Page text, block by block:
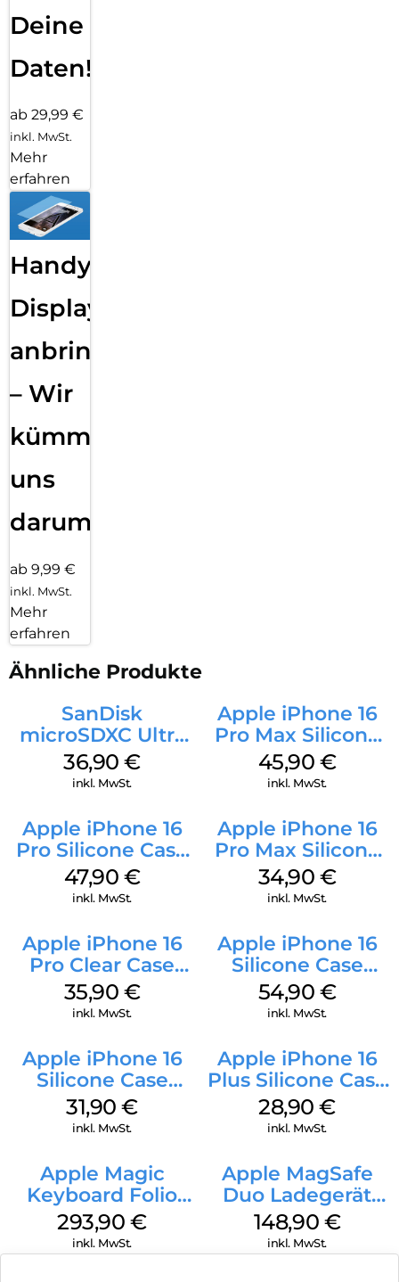
Deine
Daten!
ab 29,99 €
inkl. MwSt.
Mehr
erfahren
Handy
Displayfolie
anbringen
– Wir
kümmern
uns
darum!
ab 9,99 €
inkl. MwSt.
Mehr
erfahren
Ähnliche Produkte
SanDisk
microSDXC Ultra
128 GB + Adapter
Mobile
36,90€
inkl. MwSt.
Apple iPhone 16
Pro Max Silicone
Case MagSafe
Ultramarine
45,90 €
inkl. MwSt.
Apple iPhone 16
Pro Silicone Case
MagSafe Denim
47,90 €
inkl. MwSt.
Apple iPhone 16
Pro Max Silicone
Case MagSafe
Denim
34,90 €
inkl. MwSt.
Apple iPhone 16
Pro Clear Case
MagSafe
Transparent
35,90 €
inkl. MwSt.
Apple iPhone 16
Silicone Case
MagSafe Black
54,90 €
inkl. MwSt.
Apple iPhone 16
Silicone Case
MagSafe Fuchsia
31,90€
inkl. MwSt.
Apple iPhone 16
Plus Silicone Case
MagSafe Black
28,90€
inkl. MwSt.
Apple Magic
Keyboard Folio
iPad 10.9″ (10.Gen.)
Weiß
293,90€
inkl. MwSt.
Apple MagSafe
Duo Ladegerät
Weiß
148,90 €
inkl. MwSt.